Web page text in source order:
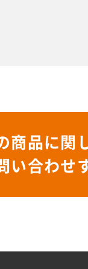
商品に関
い合わせ